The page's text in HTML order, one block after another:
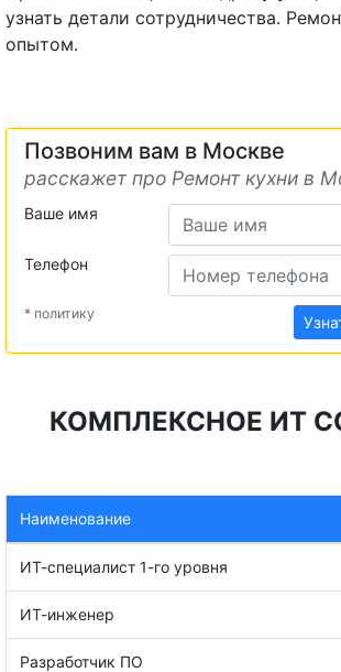
узнать детали сотрудничества.
опытом.
Позвоним вам в Москве
расскажет про Ремонт кухни в
Ваше имя
Телефон
* политику
КОМПЛЕКСНОЕ ИТ
Наименование
ИТ-специалист 1-го уровня
ИТ-инженер
Разработчик ПО